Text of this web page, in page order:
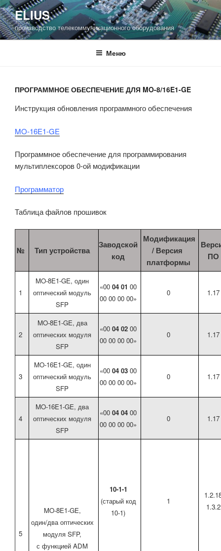
Перейти
к
содержимому
ELIUS
производство телекоммуникационного оборудования
Меню
ПРОГРАММНОЕ ОБЕСПЕЧЕНИЕ ДЛЯ MO-8/16E1-GE
Инструкция обновления программного обеспечения
MO-16E1-GE
Программное обеспечение для программирования
мультиплексоров 0-ой модификации
Программатор
Таблица файлов прошивок
1
MO-8E1-GE, один
оптический модуль
SFP
«00 04 01 00
00 00 00 00»
0 1.17
2
MO-8E1-GE, два
оптических модуля
SFP
«00 04 02 00
00 00 00 00»
0 1.17
3
MO-16E1-GE, один
оптический модуль
SFP
«00 04 03 00
00 00 00 00»
0 1.17
4
MO-16E1-GE, два
оптических модуля
SFP
«00 04 04 00
00 00 00 00»
0 1.17
5
MO-8E1-GE,
один/два оптических
модуля SFP,
с функцией ADM
10-1-1
(старый код
10-1)
1
1.3.2
№ Тип устройства
Заводской
код
Модификация
/ Версия
платформы
ПО